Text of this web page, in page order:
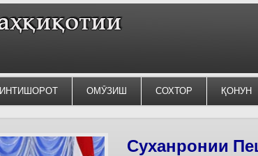
ИНТИШОРОТ ОМӮЗИШ СОХТОР ҚОНУН
Силсилаи